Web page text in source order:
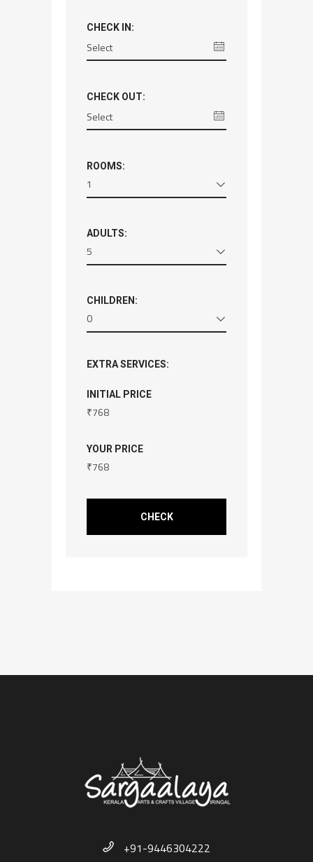
CHECK IN:
CHECK OUT:
ROOMS:
1
ADULTS:
5
CHILDREN:
0
EXTRA SERVICES:
INITIAL PRICE
₹768
YOUR PRICE
₹768
CHECK
+91-9446304222